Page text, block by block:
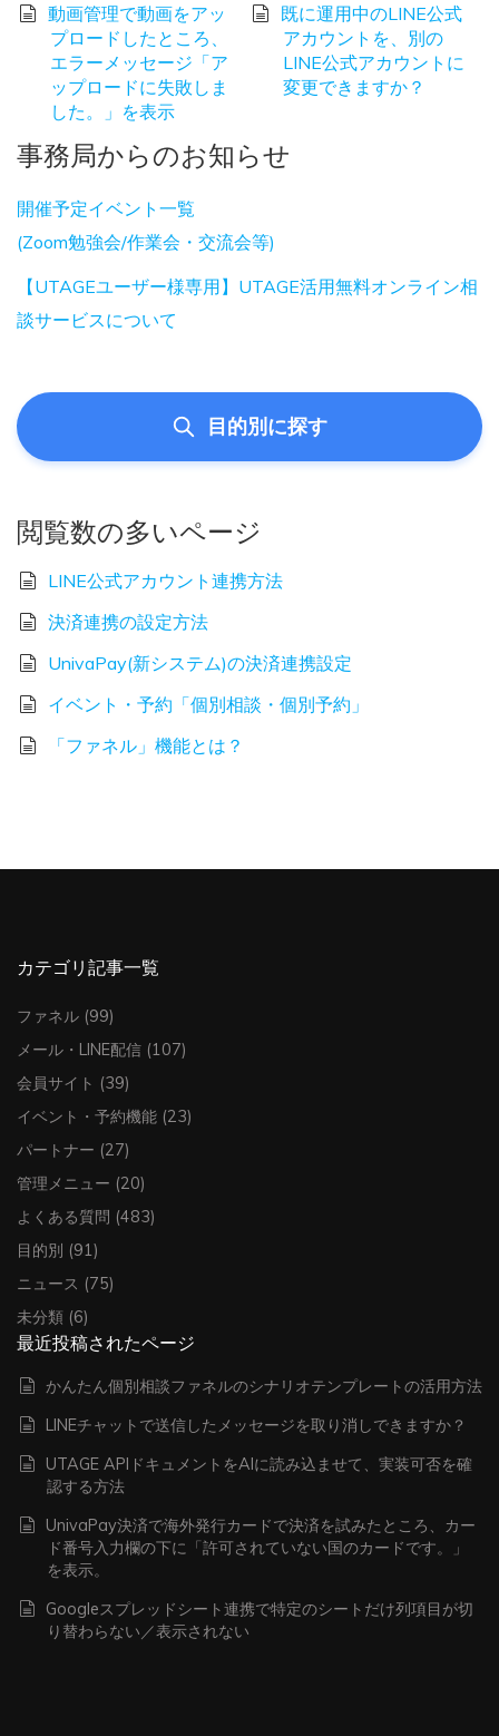
動画管理で動画をアッ
プロードしたところ、
エラーメッセージ「ア
ップロードに失敗しま
した。」を表示
既に運用中のLINE公式
アカウントを、別の
LINE公式アカウントに
変更できますか？
事務局からのお知らせ
開催予定イベント一覧
(Zoom勉強会/作業会・交流会等)
【UTAGEユーザー様専用】UTAGE活用無料オンライン相
談サービスについて
目的別に探す
閲覧数の多いページ
LINE公式アカウント連携方法
決済連携の設定方法
UnivaPay(新システム)の決済連携設定
イベント・予約「個別相談・個別予約」
「ファネル」機能とは？
カテゴリ記事一覧
ファネル (99)
メール・LINE配信 (107)
会員サイト (39)
イベント・予約機能 (23)
パートナー (27)
管理メニュー (20)
よくある質問 (483)
目的別 (91)
ニュース (75)
未分類 (6)
最近投稿されたページ
かんたん個別相談ファネルのシナリオテンプレートの活用方法
LINEチャットで送信したメッセージを取り消しできますか？
UTAGE APIドキュメントをAIに読み込ませて、実装可否を確
認する方法
UnivaPay決済で海外発行カードで決済を試みたところ、カー
ド番号入力欄の下に「許可されていない国のカードです。」
を表示。
Googleスプレッドシート連携で特定のシートだけ列項目が切
り替わらない／表示されない